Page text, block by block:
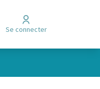
Se connecter